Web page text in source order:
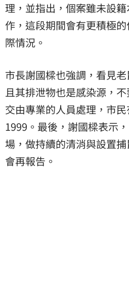
理，並指出，個案雖未設
作，這段期間會有更積極
際情況。
市長謝國樑也強調，看見
且其排泄物也是感染源，
交由專業的人員處理，市
1999。最後，謝國樑表示
場，做持續的清消與設置
會再報告。